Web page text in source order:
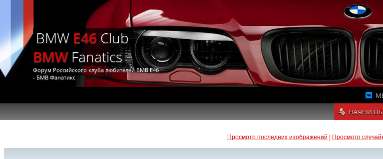
BMW E46 Club
BMWFanatics
Форум Российского клуба любителей БМВ Е46
- БМВ Фанатикс
НАЧНИ
Просмотр последних изображений | Просмотр